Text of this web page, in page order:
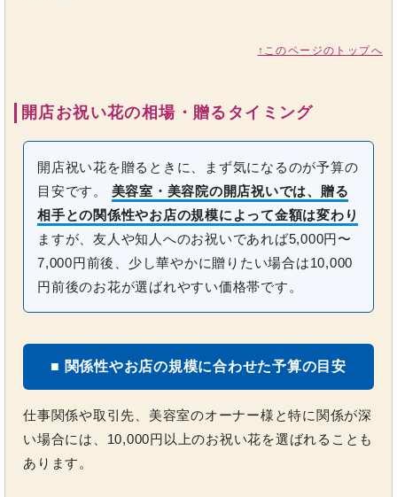
↑このページのトップへ
開店お祝い花の相場・贈るタイミング
開店祝い花を贈るときに、まず気になるのが予算の
目安です。 美容室・美容院の開店祝いでは、贈る
相手との関係性やお店の規模によって金額は変わり
ますが、友人や知人へのお祝いであれば5,000円〜
7,000円前後、少し華やかに贈りたい場合は10,000
円前後のお花が選ばれやすい価格帯です。
■ 関係性やお店の規模に合わせた予算の目安
仕事関係や取引先、美容室のオーナー様と特に関係が深
い場合には、10,000円以上のお祝い花を選ばれることも
あります。